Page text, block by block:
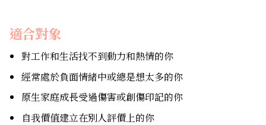
適合對象
對工作和生活找不到動力和熱情的你
經常處於負面情緒中或總是想太多的你
原生家庭成長受過傷害或創傷印記的你
自我價值建立在別人評價上的你